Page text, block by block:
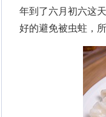
年到了六月初六这
好的避免被虫蛀，